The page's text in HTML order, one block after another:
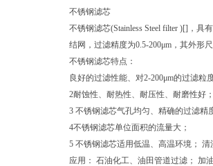
不锈钢滤芯
不锈钢滤芯(Stainless Steel filter )[]，
结网，过滤精度为0.5-200μm，其外形
不锈钢滤芯特点：
良好的过滤性能、对2-200μm的过滤
2耐蚀性、耐热性、耐压性、耐磨性好
3 不锈钢滤芯气孔均匀、精确的过滤精
4不锈钢滤芯单位面积的流量大；
5 不锈钢滤芯适用低温、高温环境；
应用： 石油化工、油田管道过滤； 加